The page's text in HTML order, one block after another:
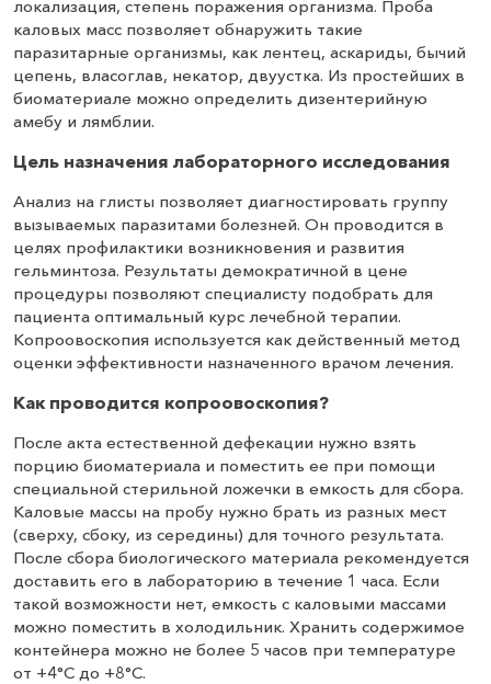
локализация, степень поражения организма. Проба
каловых масс позволяет обнаружить такие
паразитарные организмы, как лентец, аскариды, бычий
цепень, власоглав, некатор, двуустка. Из простейших в
биоматериале можно определить дизентерийную
амебу и лямблии.
Цель назначения лабораторного исследования
Анализ на глисты позволяет диагностировать группу
вызываемых паразитами болезней. Он проводится в
целях профилактики возникновения и развития
гельминтоза. Результаты демократичной в цене
процедуры позволяют специалисту подобрать для
пациента оптимальный курс лечебной терапии.
Копроовоскопия используется как действенный метод
оценки эффективности назначенного врачом лечения.
Как проводится копроовоскопия?
После акта естественной дефекации нужно взять
порцию биоматериала и поместить ее при помощи
специальной стерильной ложечки в емкость для сбора.
Каловые массы на пробу нужно брать из разных мест
(сверху, сбоку, из середины) для точного результата.
После сбора биологического материала рекомендуется
доставить его в лабораторию в течение 1 часа. Если
такой возможности нет, емкость с каловыми массами
можно поместить в холодильник. Хранить содержимое
контейнера можно не более 5 часов при температуре
от +4°С до +8°С.